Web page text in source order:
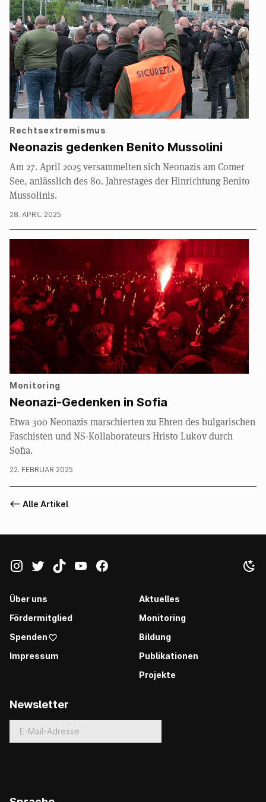
Rechtsextremismus
Neonazis gedenken Benito Mussolini
Am 27. April 2025 versammelten sich Neonazis am Comer
See, anlässlich des 80. Jahrestages der Hinrichtung Benito
Mussolinis.
28. APRIL 2025
Monitoring
Neonazi-Gedenken in Sofia
Etwa 300 Neonazis marschierten zu Ehren des bulgarischen
Faschisten und NS-Kollaborateurs Hristo Lukov durch
Sofia.
22. FEBRUAR 2025
<-- Alle Artikel
Über uns
Fördermitglied
Spenden
Impressum
Aktuelles
Monitoring
Bildung
Publikationen
Projekte
Newsletter